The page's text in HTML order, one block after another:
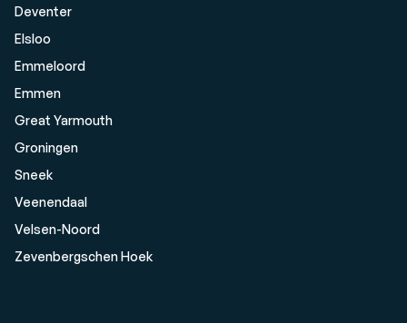
Deventer
Elsloo
Emmeloord
Emmen
Great Yarmouth
Groningen
Sneek
Veenendaal
Velsen-Noord
Zevenbergschen Hoek